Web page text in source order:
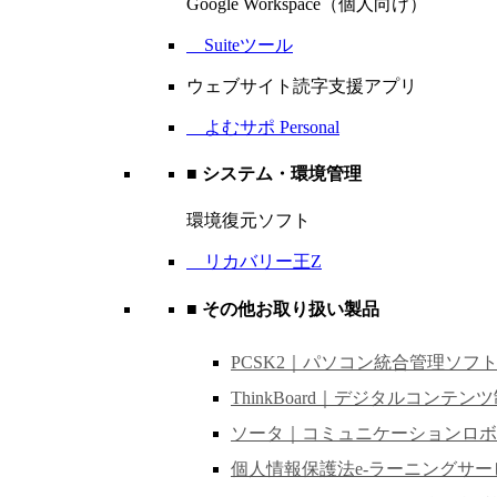
Suiteツール
ウェブサイト読字支援アプリ
よむサポ Personal
■ システム・環境管理
環境復元ソフト
リカバリー王Z
■ その他お取り扱い製品
PCSK2｜パソコン統合管理ソフト
ThinkBoard｜デジタルコンテン
ソータ｜コミュニケーションロボ
個人情報保護法e-ラーニングサー